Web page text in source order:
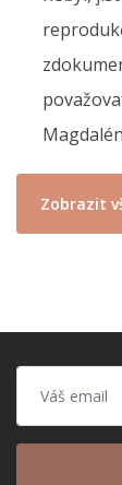
Zobrazit